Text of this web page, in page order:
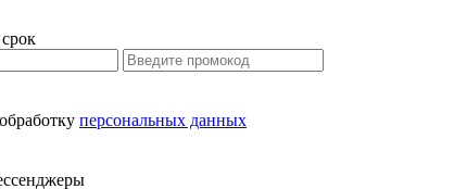
персональных данных